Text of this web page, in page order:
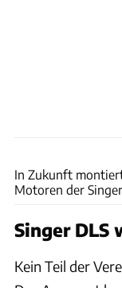
In Zukunft
Motoren der Singer
Singer
Kein Teil der